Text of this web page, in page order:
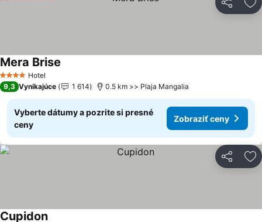
Zdieľať
4 Počet hviezdičiek
Hotel
Mera Brise
9,3 Vynikajúce 1 614 0.5 km >> Plaja Mangalia
Vyberte dátumy a pozrite si presné
ceny
Zobraziť ceny
Zdieľať
Cupidon